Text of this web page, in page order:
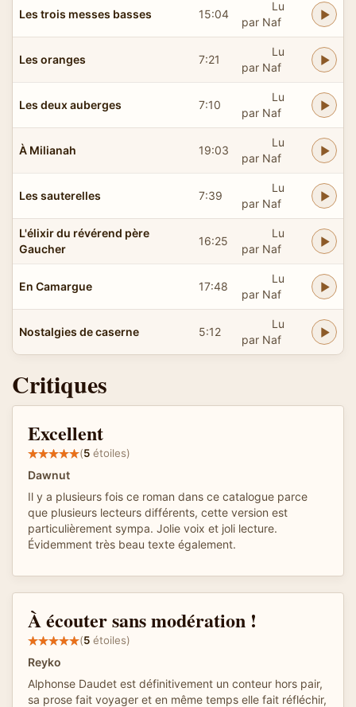
Les trois messes basses 15:04
Lu
par Naf
Les oranges 7:21
Lu
par Naf
Les deux auberges 7:10
Lu
par Naf
À Milianah 19:03
Lu
par Naf
Les sauterelles 7:39
Lu
par Naf
L'élixir du révérend père
Gaucher
16:25
Lu
par Naf
En Camargue 17:48
Lu
par Naf
Nostalgies de caserne 5:12
Lu
par Naf
Critiques
Excellent
(5 étoiles)
Dawnut
Il y a plusieurs fois ce roman dans ce catalogue parce
que plusieurs lecteurs différents, cette version est
particulièrement sympa. Jolie voix et joli lecture.
Évidemment très beau texte également.
À écouter sans modération !
(5 étoiles)
Reyko
Alphonse Daudet est définitivement un conteur hors pair,
sa prose fait voyager et en même temps elle fait réfléchir,